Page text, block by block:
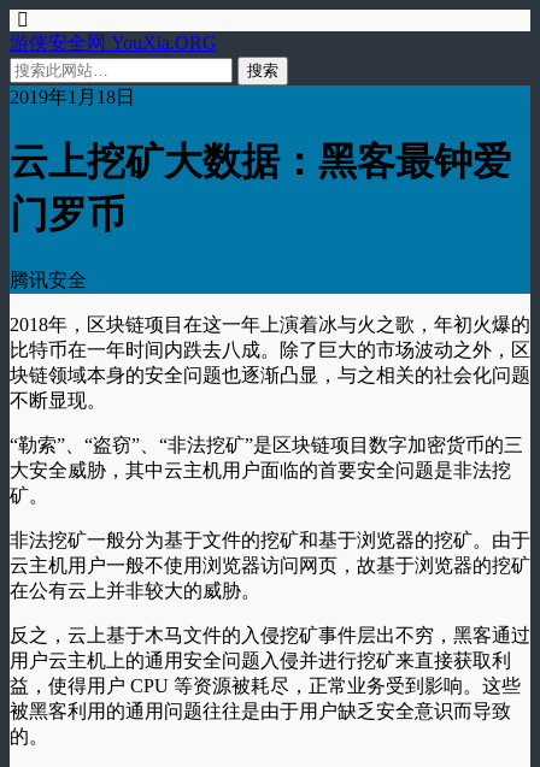
游侠安全网 YouXia.ORG
2019年1月18日
云上挖矿大数据：黑客最钟爱
门罗币
腾讯安全
2018年，区块链项目在这一年上演着冰与火之歌，年初火爆的
比特币在一年时间内跌去八成。除了巨大的市场波动之外，区
块链领域本身的安全问题也逐渐凸显，与之相关的社会化问题
不断显现。
“勒索”、“盗窃”、“非法挖矿”是区块链项目数字加密货币的三
大安全威胁，其中云主机用户面临的首要安全问题是非法挖
矿。
非法挖矿一般分为基于文件的挖矿和基于浏览器的挖矿。由于
云主机用户一般不使用浏览器访问网页，故基于浏览器的挖矿
在公有云上并非较大的威胁。
反之，云上基于木马文件的入侵挖矿事件层出不穷，黑客通过
用户云主机上的通用安全问题入侵并进行挖矿来直接获取利
益，使得用户 CPU 等资源被耗尽，正常业务受到影响。这些
被黑客利用的通用问题往往是由于用户缺乏安全意识而导致
的。